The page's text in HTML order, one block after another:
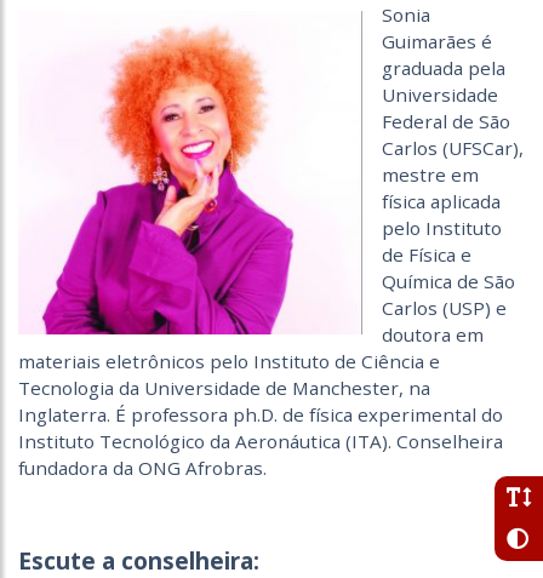
Sonia
Guimarães é
graduada pela
Universidade
Federal de São
Carlos (UFSCar),
mestre em
física aplicada
pelo Instituto
de Física e
Química de São
Carlos (USP) e
doutora em
materiais eletrônicos pelo Instituto de Ciência e
Tecnologia da Universidade de Manchester, na
Inglaterra. É professora ph.D. de física experimental do
Instituto Tecnológico da Aeronáutica (ITA). Conselheira
fundadora da ONG Afrobras.
Escute a conselheira: